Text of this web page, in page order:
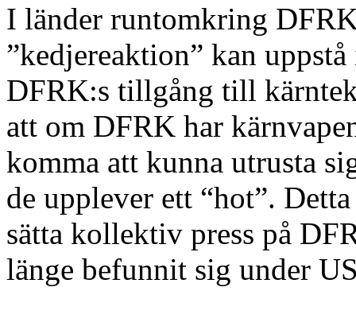
I länder runtomkring
”kedjereaktion” kan
DFRK:s tillgång till
att om DFRK har
komma att kunna utrusta
de upplever ett “hot”.
sätta kollektiv press på
länge befunnit sig under